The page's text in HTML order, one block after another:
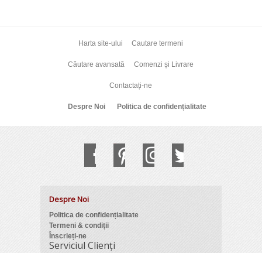
Harta site-ului Cautare termeni
Căutare avansată Comenzi și Livrare
Contactați-ne
Despre Noi Politica de confidențialitate
Despre Noi
Politica de confidențialitate
Termeni & condiții
Înscrieți-ne
Serviciul Clienți